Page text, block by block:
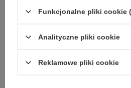
Pielęgnacyjne checklisty,
Funkcjonalne pliki cookie
Analityczne pliki cookie
Reklamowe pliki cookie